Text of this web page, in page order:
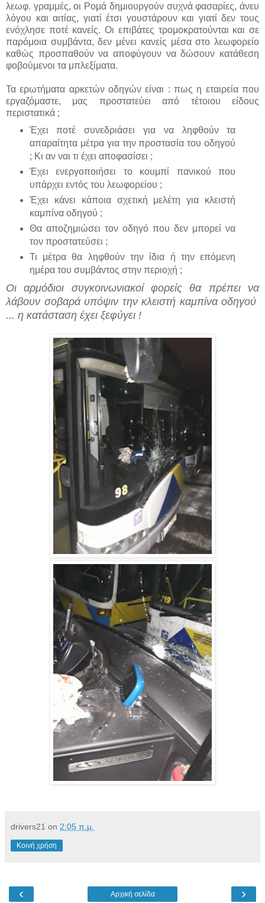
λεωφ. γραμμές, οι Ρομά δημιουργούν συχνά φασαρίες, άνευ
λόγου και αιτίας, γιατί έτσι γουστάρουν και γιατί δεν τους
ενόχλησε ποτέ κανείς. Οι επιβάτες τρομοκρατούνται και σε
παρόμοια συμβάντα, δεν μένει κανείς μέσα στο λεωφορείο
καθώς προσπαθούν να αποφύγουν να δώσουν κατάθεση
φοβούμενοι τα μπλεξίματα.
Τα ερωτήματα αρκετών οδηγών είναι : πως η εταιρεία που
εργαζόμαστε, μας προστατεύει από τέτοιου είδους
περιστατικά ;
Έχει ποτέ συνεδριάσει για να ληφθούν τα
απαραίτητα μέτρα για την προστασία του οδηγού
; Κι αν ναι τι έχει αποφασίσει ;
Έχει ενεργοποιήσει το κουμπί πανικού που
υπάρχει εντός του λεωφορείου ;
Έχει κάνει κάποια σχετική μελέτη για κλειστή
καμπίνα οδηγού ;
Θα αποζημιώσει τον οδηγό που δεν μπορεί να
τον προστατεύσει ;
Τι μέτρα θα ληφθούν την ίδια ή την επόμενη
ημέρα του συμβάντος στην περιοχή ;
Οι αρμόδιοι συγκοινωνιακοί φορείς θα πρέπει να
λάβουν σοβαρά υπόψιν την κλειστή καμπίνα οδηγού
... η κατάσταση έχει ξεφύγει !
drivers21 on 2:05 π.μ.
Κοινή χρήση
‹ ›
Αρχική σελίδα